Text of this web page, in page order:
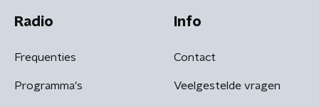
Radio
Frequenties
Programma's
Info
Contact
Veelgestelde vragen